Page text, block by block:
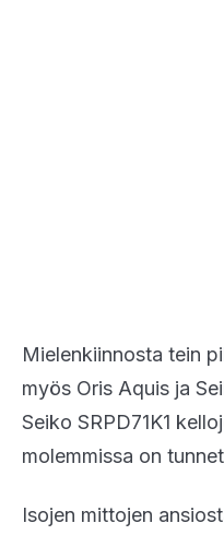
Mielenkiinnosta tein
myös Oris Aquis ja
Seiko SRPD71K1
molemmissa on
Isojen mittojen